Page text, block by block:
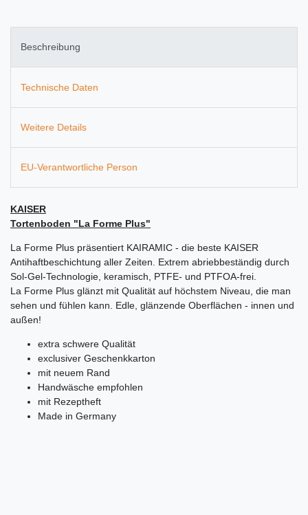
Beschreibung
Technische Daten
Weitere Details
EU-Verantwortliche Person
KAISER
Tortenboden "La Forme Plus"
La Forme Plus präsentiert KAIRAMIC - die beste KAISER
Antihaftbeschichtung aller Zeiten. Extrem abriebbeständig durch
Sol-Gel-Technologie, keramisch, PTFE- und PTFOA-frei.
La Forme Plus glänzt mit Qualität auf höchstem Niveau, die man
sehen und fühlen kann. Edle, glänzende Oberflächen - innen und
außen!
extra schwere Qualität
exclusiver Geschenkkarton
mit neuem Rand
Handwäsche empfohlen
mit Rezeptheft
Made in Germany